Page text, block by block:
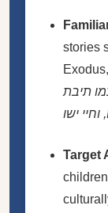
stories
תיבת
Target